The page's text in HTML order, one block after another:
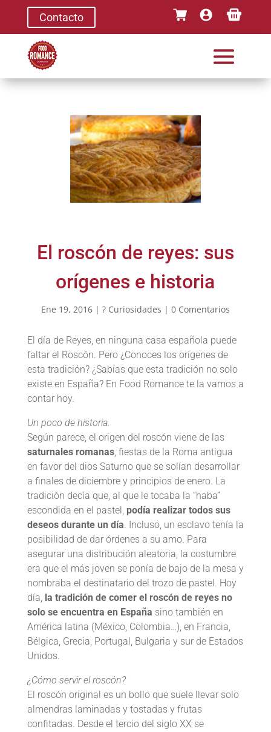
Contacto
El roscón de reyes: sus
orígenes e historia
Ene 19, 2016| ? Curiosidades | 0 Comentarios
El día de Reyes, en ninguna casa española puede
faltar el Roscón. Pero ¿Conoces los orígenes de
esta tradición? ¿Sabías que esta tradición no solo
existe en España? En Food Romance te la vamos a
contar hoy.
Un poco de historia.
Según parece, el origen del roscón viene de las
saturnales romanas, fiestas de la Roma antigua
en favor del dios Saturno que se solían desarrollar
a finales de diciembre y principios de enero. La
tradición decía que, al que le tocaba la “haba”
escondida en el pastel, podía realizar todos sus
deseos durante un día. Incluso, un esclavo tenía la
posibilidad de dar órdenes a su amo. Para
asegurar una distribución aleatoria, la costumbre
era que el más joven se ponía de bajo de la mesa y
nombraba el destinatario del trozo de pastel. Hoy
día, la tradición de comer el roscón de reyes no
solo se encuentra en España sino también en
América latina (México, Colombia…), en Francia,
Bélgica, Grecia, Portugal, Bulgaria y sur de Estados
Unidos.
¿Cómo servir el roscón?
El roscón original es un bollo que suele llevar solo
almendras laminadas y tostadas y frutas
confitadas. Desde el tercio del siglo XX se